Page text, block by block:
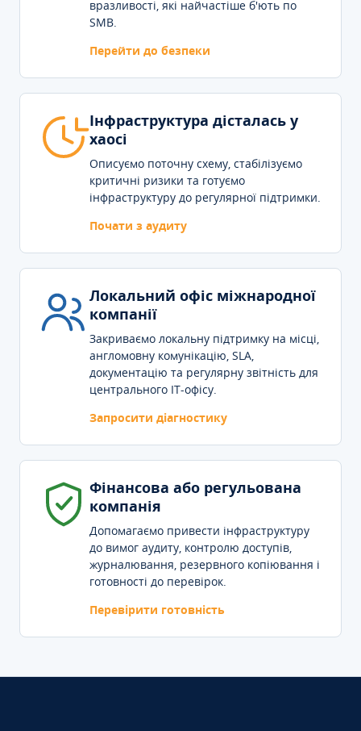
вразливості, які найчастіше б'ють по
SMB.
Перейти до безпеки
Інфраструктура дісталась у
хаосі
Описуємо поточну схему, стабілізуємо
критичні ризики та готуємо
інфраструктуру до регулярної підтримки.
Почати з аудиту
Локальний офіс міжнародної
компанії
Закриваємо локальну підтримку на місці,
англомовну комунікацію, SLA,
документацію та регулярну звітність для
центрального IT-офісу.
Запросити діагностику
Фінансова або регульована
компанія
Допомагаємо привести інфраструктуру
до вимог аудиту, контролю доступів,
журналювання, резервного копіювання і
готовності до перевірок.
Перевірити готовність